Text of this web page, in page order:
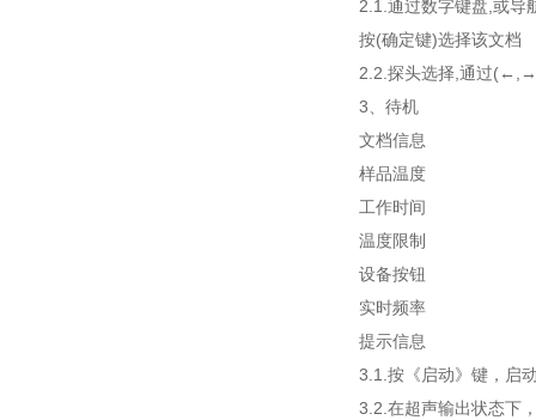
2.1.通过数字键盘,或
按(确定键)选择该文档
2.2.探头选择,通过
3、待机
文档信
样品温度
工作时
温度限制
设备按钮
实时频率
提示信
3.1.按《启动》键，启
3.2.在超声输出状态下